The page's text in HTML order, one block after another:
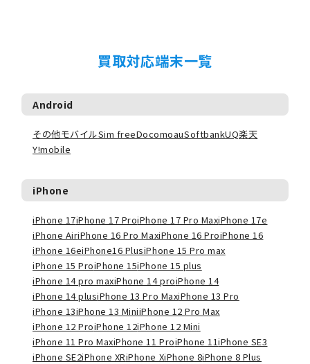
買取対応端末一覧
Android
その他モバイルSim freeDocomoauSoftbankUQ楽天
Y!mobile
iPhone
iPhone 17iPhone 17 ProiPhone 17 Pro MaxiPhone 17e
iPhone AiriPhone 16 Pro MaxiPhone 16 ProiPhone 16
iPhone 16eiPhone16 PlusiPhone 15 Pro max
iPhone 15 ProiPhone 15iPhone 15 plus
iPhone 14 pro maxiPhone 14 proiPhone 14
iPhone 14 plusiPhone 13 Pro MaxiPhone 13 Pro
iPhone 13iPhone 13 MiniiPhone 12 Pro Max
iPhone 12 ProiPhone 12iPhone 12 Mini
iPhone 11 Pro MaxiPhone 11 ProiPhone 11iPhone SE3
iPhone SE2iPhone XRiPhone XiPhone 8iPhone 8 Plus